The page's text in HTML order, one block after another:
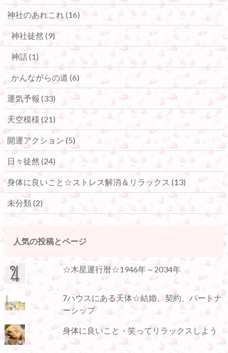
神社のあれこれ (16)
神社徒然 (9)
神話(1)
かんながらの道 (6)
運気予報 (33)
天空模様 (21)
開運アクション (5)
日々徒然 (24)
身体に良いこと☆ストレス解消＆リラックス (13)
未分類(2)
人気の投稿とページ
☆木星運行暦☆1946年～2034年
7ハウスにある天体☆結婚、契約、パートナ
ーシップ
身体に良いこと・笑ってリラックスしよう